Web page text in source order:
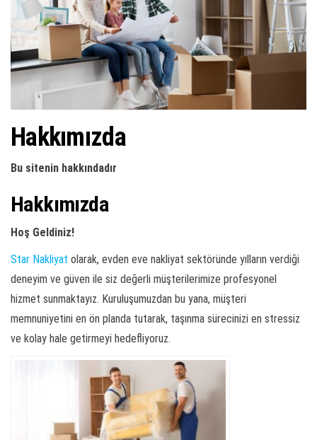
t
i
Hakkımızda
Bu sitenin hakkındadır
Hakkımızda
Hoş Geldiniz!
Star Nakliyat olarak, evden eve nakliyat sektöründe yılların verdiği
deneyim ve güven ile siz değerli müşterilerimize profesyonel
hizmet sunmaktayız. Kuruluşumuzdan bu yana, müşteri
memnuniyetini en ön planda tutarak, taşınma sürecinizi en stressiz
ve kolay hale getirmeyi hedefliyoruz.